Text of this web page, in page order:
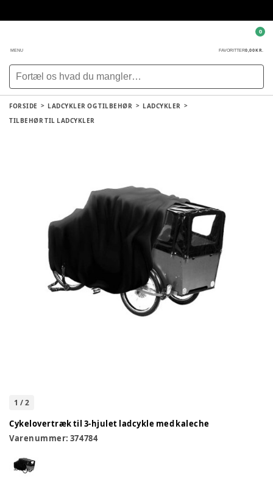
MENU FAVORITTER0,00 KR.
0
FORSIDE LADCYKLER OG TILBEHØR
LADCYKLER
TILBEHØR TIL LADCYKLER
1 /2
Cykelovertræk til 3-hjulet ladcykle med kaleche
Varenummer: 374784